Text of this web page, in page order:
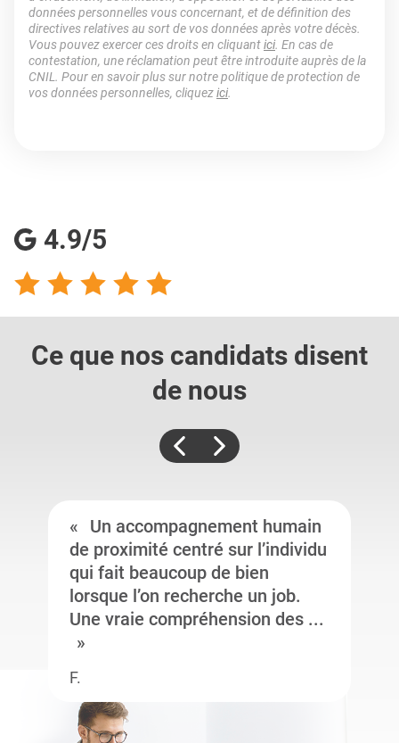
données personnelles vous concernant, et de définition des
directives relatives au sort de vos données après votre décès.
Vous pouvez exercer ces droits en cliquantici. En cas de
contestation, une réclamation peut être introduite auprès de la
CNIL. Pour en savoir plus sur notre politique de protection de
vos données personnelles, cliquezici.
4.9/5
Ce que nos candidats disent
de nous
Un accompagnement humain
de proximité centré sur l’individu
qui fait beaucoup de bien
lorsque l’on recherche un job.
Une vraie compréhension des ...
F.